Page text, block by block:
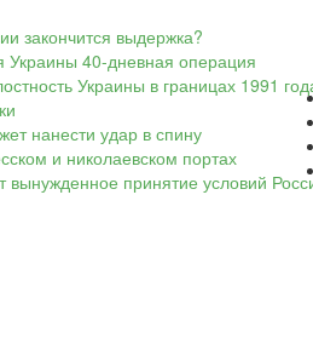
закончится выдержка?
Украины 40-дневная операция
Украины в границах 1991
нанести удар в спину
и николаевском портах
принятие условий